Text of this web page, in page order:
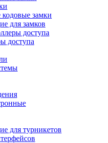
замки
для замков
доступа
доступа
для турникетов